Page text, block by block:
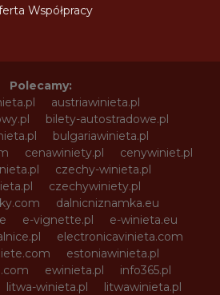
Współpracy
Polecamy:
austriawinieta.pl
bilety-autostradowe.pl
bulgariawinieta.pl
cenawiniety.pl
cenywiniet.pl
czechy-winieta.pl
czechywiniety.pl
dalnicniznamka.eu
e-vignette.pl
e-winieta.eu
electronicavinieta.com
estoniawinieta.pl
ewinieta.pl
info365.pl
litwa-winieta.pl
litwawinieta.pl